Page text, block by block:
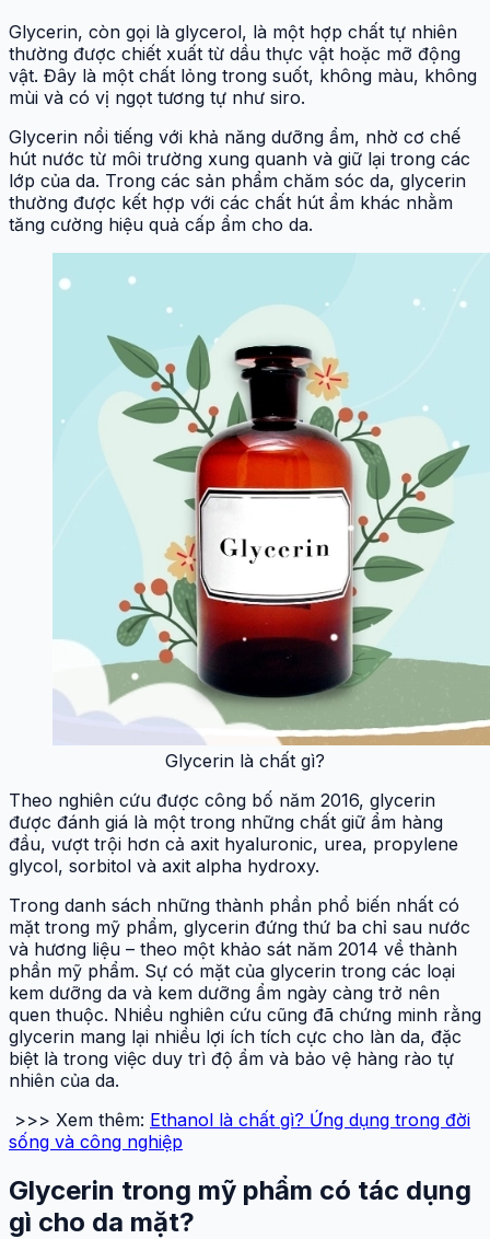
Glycerin, còn gọi là glycerol, là một hợp chất tự nhiên
thường được chiết xuất từ dầu thực vật hoặc mỡ động
vật. Đây là một chất lỏng trong suốt, không màu, không
mùi và có vị ngọt tương tự như siro.
Glycerin nổi tiếng với khả năng dưỡng ẩm, nhờ cơ chế
hút nước từ môi trường xung quanh và giữ lại trong các
lớp của da. Trong các sản phẩm chăm sóc da, glycerin
thường được kết hợp với các chất hút ẩm khác nhằm
tăng cường hiệu quả cấp ẩm cho da.
Glycerin là chất gì?
Theo nghiên cứu được công bố năm 2016, glycerin
được đánh giá là một trong những chất giữ ẩm hàng
đầu, vượt trội hơn cả axit hyaluronic, urea, propylene
glycol, sorbitol và axit alpha hydroxy.
Trong danh sách những thành phần phổ biến nhất có
mặt trong mỹ phẩm, glycerin đứng thứ ba chỉ sau nước
và hương liệu – theo một khảo sát năm 2014 về thành
phần mỹ phẩm. Sự có mặt của glycerin trong các loại
kem dưỡng da và kem dưỡng ẩm ngày càng trở nên
quen thuộc. Nhiều nghiên cứu cũng đã chứng minh rằng
glycerin mang lại nhiều lợi ích tích cực cho làn da, đặc
biệt là trong việc duy trì độ ẩm và bảo vệ hàng rào tự
nhiên của da.
>>> Xem thêm: Ethanol là chất gì? Ứng dụng trong đời
sống và công nghiệp
Glycerin trong mỹ phẩm có tác dụng
gì cho da mặt?